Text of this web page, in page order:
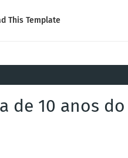
This Template
de 10 anos do